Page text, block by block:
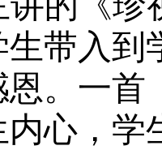
带入到
。一首
心，学